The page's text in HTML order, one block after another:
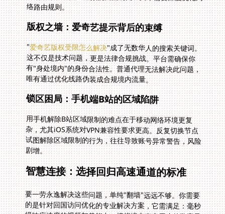
络路由规则。
版权之墙：爱奇艺提示背后的束缚
"爱奇艺版权受限怎么解决"成了无数华人的搜索关键词。
这不仅是技术问题，更是法律合规挑战。平台需确保你
有"身处境内"的身份合法性。普通代理无法解决此问题，
唯有通过优化线路伪装成合规境内流量。
锁区困局：手机端B站的区域陷阱
用手机解除B站区域限制的难点在于移动网络环境更复
杂，尤其iOS系统对VPN兼容性要求更高。反复切换节点
试图解除区域限制的行为，往往导致账号异常警告，风险
剧增。
智慧连接：选择回归高速通道的标准
要一劳永逸解决这些问题，单纯"翻墙"远远不够。你需要
的是针对回国访问优化的专业解决方案，它需满足：毫秒
级响应速度的视频加载能力、模拟境内真实用户的数字足